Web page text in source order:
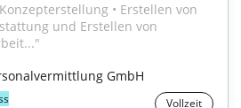
• Erstellen von
und Erstellen von
GmbH
Vollzeit